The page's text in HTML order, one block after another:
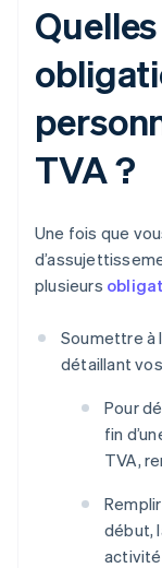
TVA ?
Une fois que
plusieurs
Soumettre à
détaillant
Pour
fin
TVA,
début,
activité